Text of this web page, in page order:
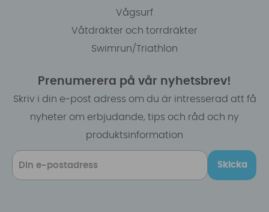
Vågsurf
Våtdräkter och torrdräkter
Swimrun/Triathlon
Prenumerera på vår nyhetsbrev!
Skriv i din e-post adress om du är intresserad att få
nyheter om erbjudande, tips och råd och ny
produktsinformation
Skicka